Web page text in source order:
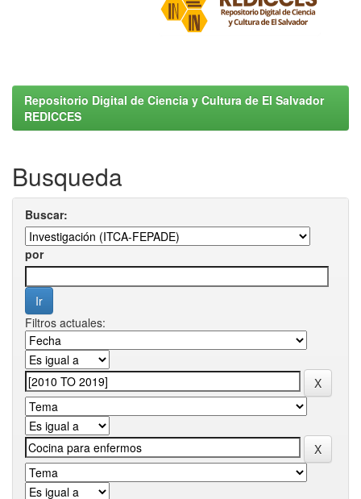
Repositorio Digital de Ciencia y Cultura de El Salvador
REDICCES
Busqueda
Buscar:
por
Filtros actuales: